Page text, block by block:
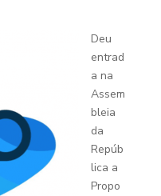
Deu
entrad
a na
Assem
bleia
da
Repúb
lica a
Propo